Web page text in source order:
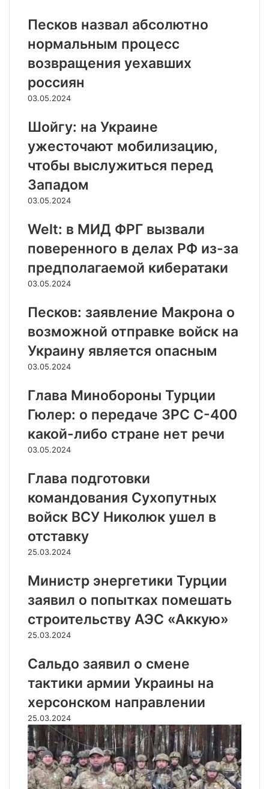
Песков назвал абсолютно
нормальным процесс
возвращения уехавших
россиян
03.05.2024
Шойгу: на Украине
ужесточают мобилизацию,
чтобы выслужиться перед
Западом
03.05.2024
Welt: в МИД ФРГ вызвали
поверенного в делах РФ из-за
предполагаемой кибератаки
03.05.2024
Песков: заявление Макрона о
возможной отправке войск на
Украину является опасным
03.05.2024
Глава Минобороны Турции
Гюлер: о передаче ЗРС С-400
какой-либо стране нет речи
03.05.2024
Глава подготовки
командования Сухопутных
войск ВСУ Николюк ушел в
отставку
25.03.2024
Министр энергетики Турции
заявил о попытках помешать
строительству АЭС «Аккую»
25.03.2024
Сальдо заявил о смене
тактики армии Украины на
херсонском направлении
25.03.2024